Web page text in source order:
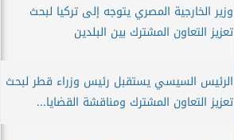
وزير الخارجية المصري يتوجه إلى تركيا لبحث
تعزيز التعاون المشترك بين البلدين
الرئيس السيسي يستقبل رئيس وزراء قطر لبحث
تعزيز التعاون المشترك ومناقشة القضايا...